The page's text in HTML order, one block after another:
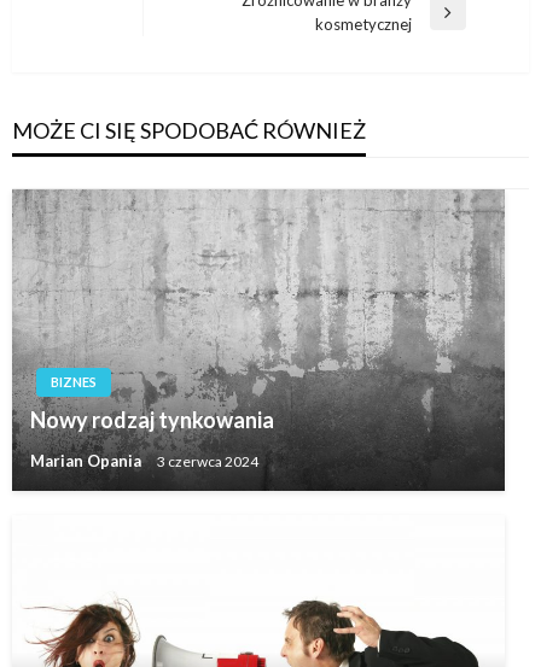
kosmetycznej
MOŻE CI SIĘ SPODOBAĆ RÓWNIEŻ
BIZNES
Nowy rodzaj tynkowania
Marian Opania 3 czerwca 2024